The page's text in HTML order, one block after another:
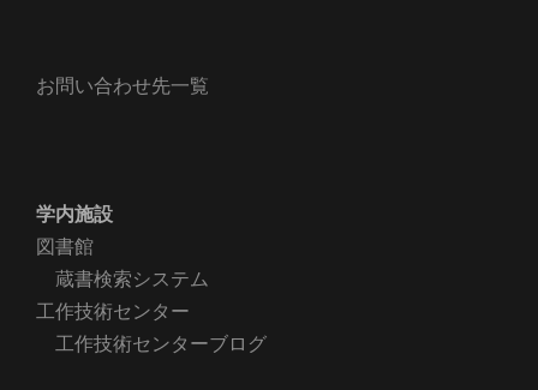
お問い合わせ先一覧
学内施設
図書館
蔵書検索システム
工作技術センター
工作技術センターブログ